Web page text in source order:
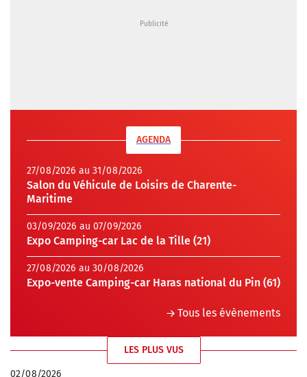
AGENDA
27/08/2026 au 31/08/2026
Salon du Véhicule de Loisirs de Charente-
Maritime
03/09/2026 au 07/09/2026
Expo Camping-car Lac de la Tille (21)
27/08/2026 au 30/08/2026
Expo-vente Camping-car Haras national du Pin (61)
Tous les évènements
LES PLUS VUS
02/08/2026